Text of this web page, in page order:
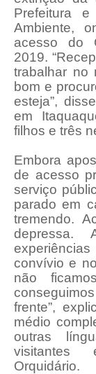
Prefeitura
Ambiente,
acesso do
2019.
trabalhar no
bom e
esteja”,
em
filhos e três
Embora
de acesso
serviço
parado em
tremendo.
convívio e
não
frente”,
médio
outras
visitantes
Orquidário.